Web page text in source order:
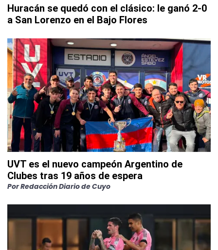
Huracán se quedó con el clásico: le ganó 2-0
a San Lorenzo en el Bajo Flores
UVT es el nuevo campeón Argentino de
Clubes tras 19 años de espera
PorRedacción Diario de Cuyo